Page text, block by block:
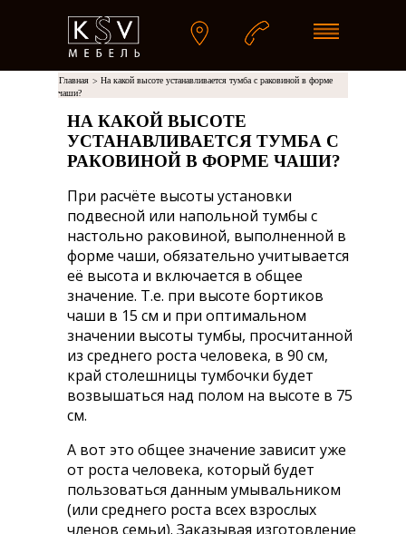
Главная > На какой высоте устанавливается тумба с раковиной в форме
чаши?
НА КАКОЙ ВЫСОТЕ
УСТАНАВЛИВАЕТСЯ ТУМБА С
РАКОВИНОЙ В ФОРМЕ ЧАШИ?
При расчёте высоты установки
подвесной или напольной тумбы с
настольно раковиной, выполненной в
форме чаши, обязательно учитывается
её высота и включается в общее
значение. Т.е. при высоте бортиков
чаши в 15 см и при оптимальном
значении высоты тумбы, просчитанной
из среднего роста человека, в 90 см,
край столешницы тумбочки будет
возвышаться над полом на высоте в 75
см.
А вот это общее значение зависит уже
от роста человека, который будет
пользоваться данным умывальником
(или среднего роста всех взрослых
членов семьи). Заказывая изготовление